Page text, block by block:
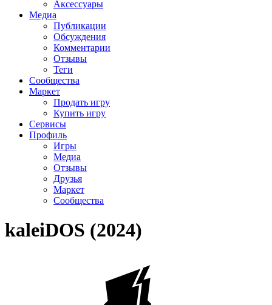
Аксессуары
Медиа
Публикации
Обсуждения
Комментарии
Отзывы
Теги
Сообщества
Маркет
Продать игру
Купить игру
Сервисы
Профиль
Игры
Медиа
Отзывы
Друзья
Маркет
Сообщества
kaleiDOS (2024)